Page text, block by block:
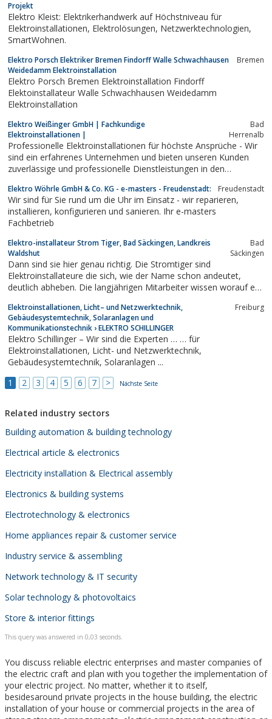
Projekt
Elektro Kleist: Elektrikerhandwerk auf Höchstniveau für
Elektroinstallationen, Elektrolösungen, Netzwerktechnologien,
SmartWohnen.
Elektro Porsch Elektriker Bremen Findorff Walle Schwachhausen
Weidedamm Elektroinstallation
Bremen
Elektro Porsch Bremen Elektroinstallation Findorff
Elektoinstallateur Walle Schwachhausen Weidedamm
Elektroinstallation
Elektro Weißinger GmbH | Fachkundige
Elektroinstallationen |
Bad
Herrenalb
Professionelle Elektroinstallationen für höchste Ansprüche - Wir
sind ein erfahrenes Unternehmen und bieten unseren Kunden
zuverlässige und professionelle Dienstleistungen in den
Elektro Wöhrle GmbH & Co. KG - e-masters - Freudenstadt: Freudenstadt
Wir sind für Sie rund um die Uhr im Einsatz - wir reparieren,
installieren, konfigurieren und sanieren. Ihr e-masters
Fachbetrieb
Elektro-installateur Strom Tiger, Bad Säckingen, Landkreis
Waldshut
Bad
Säckingen
Dann sind sie hier genau richtig. Die Stromtiger sind
Elektroinstallateure die sich, wie der Name schon andeutet,
deutlich abheben. Die langjährigen Mitarbeiter wissen worauf es
und ein sauberes Haus. Neben allgemeiner Elektroinstallation
und Beleuchtungstechnik finden...
Elektroinstallationen, Licht– und Netzwerktechnik,
Gebäudesystemtechnik, Solaranlagen und
Kommunikationstechnik › ELEKTRO SCHILLINGER
Freiburg
Elektro Schillinger – Wir sind die Experten … … für
Elektroinstallationen, Licht- und Netzwerktechnik,
Gebäudesystemtechnik, Solaranlagen ...
1
2 3 4 5 6 7 > Nächste Seite
Related industry sectors
Building automation & building technology
Electrical article & electronics
Electricity installation & Electrical assembly
Electronics & building systems
Electrotechnology & electronics
Home appliances repair & customer service
Industry service & assembling
Network technology & IT security
Solar technology & photovoltaics
Store & interior fittings
This query was answered in 0,03 seconds.
You discuss reliable electric enterprises and master companies of
the electric craft and plan with you together the implementation of
your electric project. No matter, whether it to itself,
besidesaround private projects in the house building, the electric
installation of your house or commercial projects in the area of